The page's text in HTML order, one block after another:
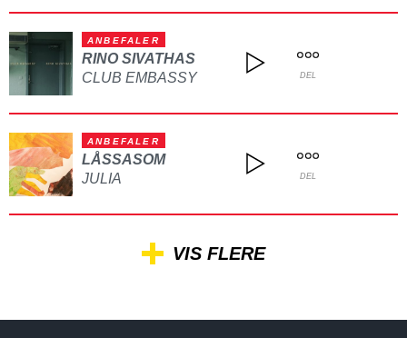
ANBEFALER
RINO SIVATHAS
CLUB EMBASSY
DEL
ANBEFALER
LÅSSASOM
JULIA
DEL
VIS FLERE